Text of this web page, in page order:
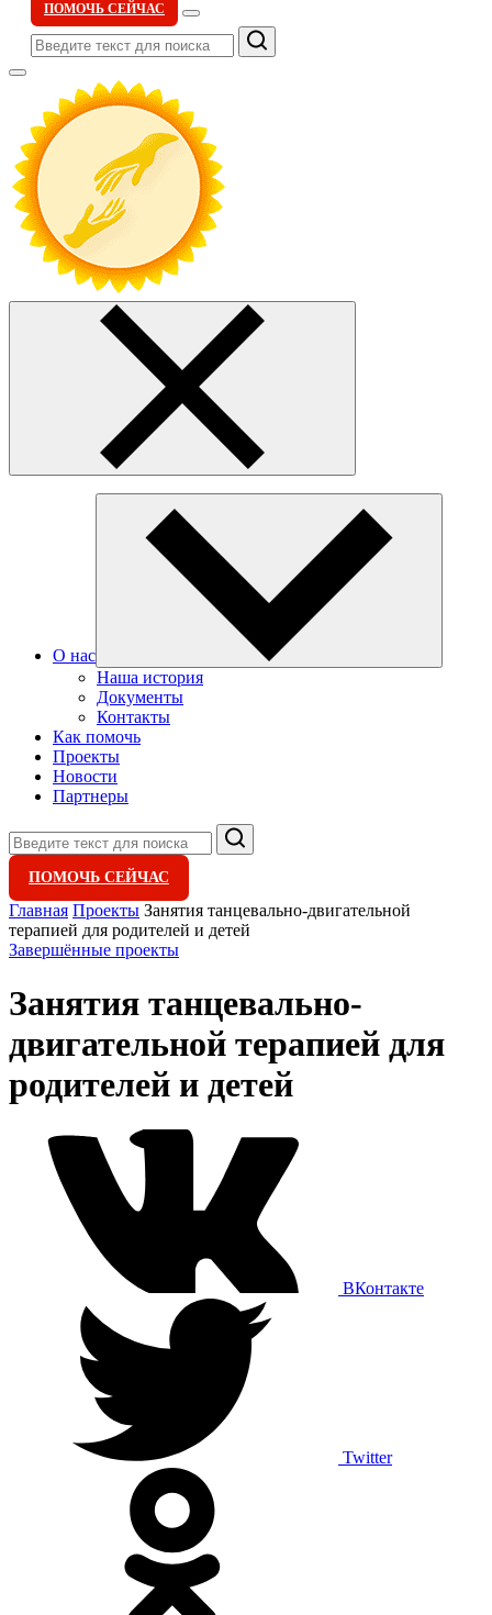
ПОМОЧЬ СЕЙЧАС
Поиск
О нас
Наша история
Документы
Контакты
Как помочь
Проекты
Новости
Партнеры
Поиск
ПОМОЧЬ СЕЙЧАС
Главная Проекты Занятия танцевально-двигательной
терапией для родителей и детей
Завершённые проекты
Занятия танцевально-
двигательной терапией для
родителей и детей
ВКонтакте
Twitter